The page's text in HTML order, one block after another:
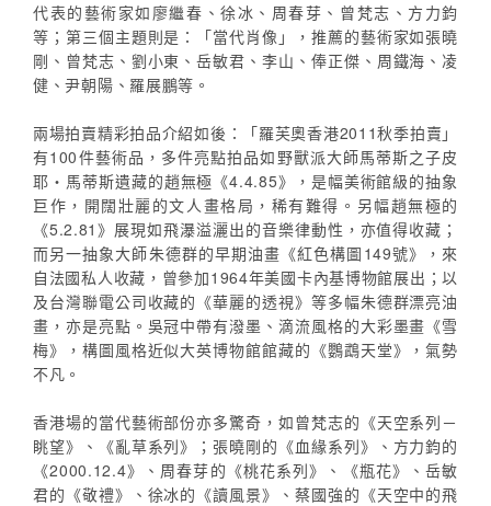
代表的藝術家如廖繼春、徐冰、周春芽、曾梵志、方力鈞
等；第三個主題則是：「當代肖像」，推薦的藝術家如張曉
剛、曾梵志、劉小東、岳敏君、李山、俸正傑、周鐵海、凌
健、尹朝陽、羅展鵬等。
兩場拍賣精彩拍品介紹如後：「羅芙奧香港2011秋季拍賣」
有100件藝術品，多件亮點拍品如野獸派大師馬蒂斯之子皮
耶‧馬蒂斯遺藏的趙無極《4.4.85》，是幅美術館級的抽象
巨作，開闊壯麗的文人畫格局，稀有難得。另幅趙無極的
《5.2.81》展現如飛瀑溢灑出的音樂律動性，亦值得收藏；
而另一抽象大師朱德群的早期油畫《紅色構圖149號》，來
自法國私人收藏，曾參加1964年美國卡內基博物館展出；以
及台灣聯電公司收藏的《華麗的透視》等多幅朱德群漂亮油
畫，亦是亮點。吳冠中帶有潑墨、滴流風格的大彩墨畫《雪
梅》，構圖風格近似大英博物館館藏的《鸚鵡天堂》，氣勢
不凡。
香港場的當代藝術部份亦多驚奇，如曾梵志的《天空系列－
眺望》、《亂草系列》；張曉剛的《血緣系列》、方力鈞的
《2000.12.4》、周春芽的《桃花系列》、《瓶花》、岳敏
君的《敬禮》、徐冰的《讀風景》、蔡國強的《天空中的飛